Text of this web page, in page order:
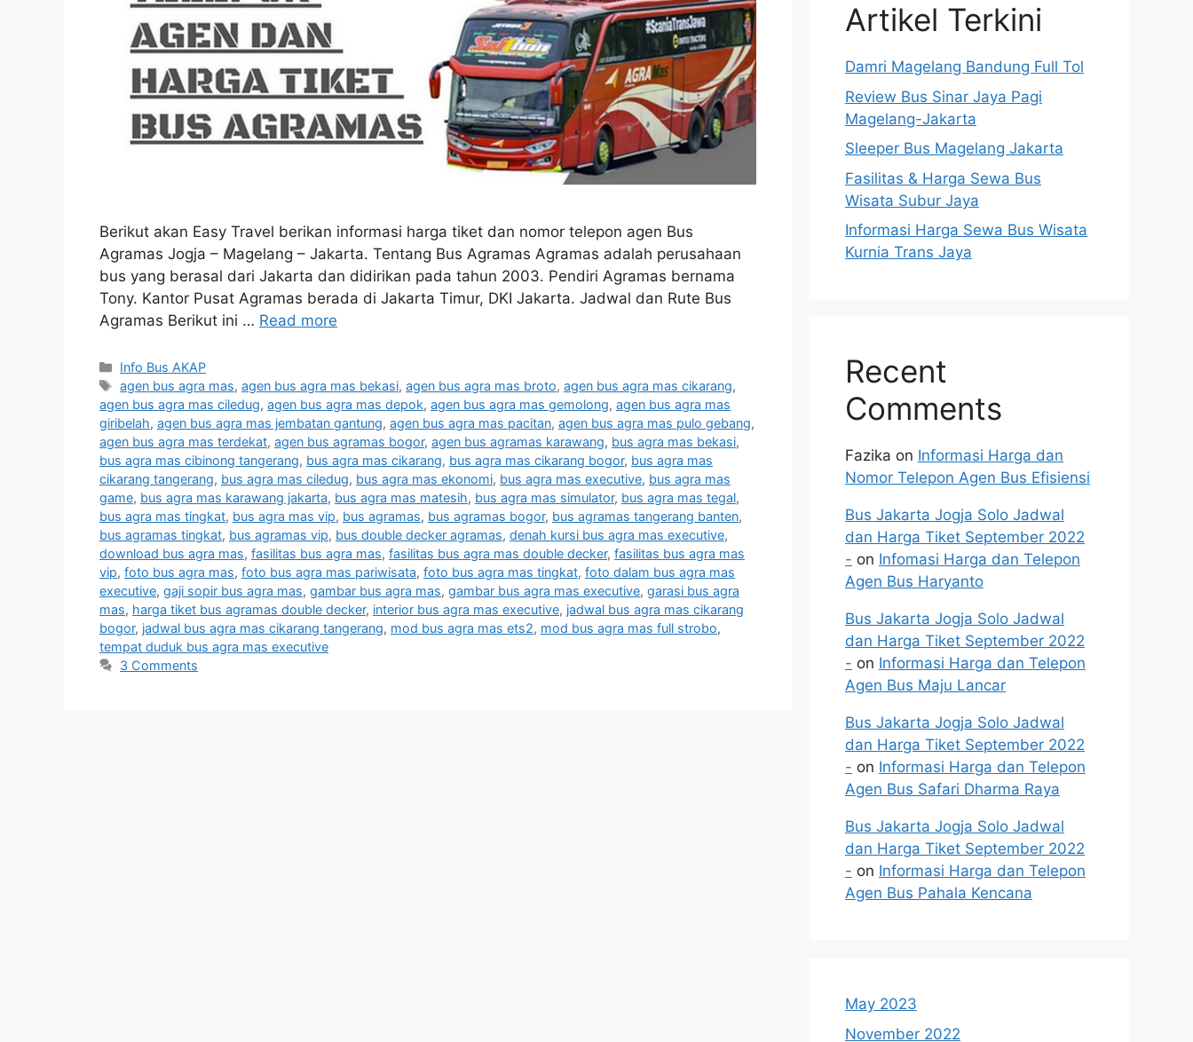
Berikut akan Easy Travel berikan informasi harga tiket dan nomor telepon agen Bus
Agramas Jogja – Magelang – Jakarta. Tentang Bus Agramas Agramas adalah perusahaan
bus yang berasal dari Jakarta dan didirikan pada tahun 2003. Pendiri Agramas bernama
Tony. Kantor Pusat Agramas berada di Jakarta Timur, DKI Jakarta. Jadwal dan Rute Bus
Agramas Berikut ini … Read more
Categories
Info Bus AKAP
Tags
agen bus agra mas,agen bus agra mas bekasi,agen bus agra mas broto,agen bus agra mas cikarang,
agen bus agra mas ciledug, agen bus agra mas depok, agen bus agra mas gemolong, agen bus agra mas
giribelah, agen bus agra mas jembatan gantung, agen bus agra mas pacitan, agen bus agra mas pulo gebang,
agen bus agra mas terdekat, agen bus agramas bogor, agen bus agramas karawang, bus agra mas bekasi,
bus agra mas cibinong tangerang, bus agra mas cikarang, bus agra mas cikarang bogor, bus agra mas
cikarang tangerang, bus agra mas ciledug, bus agra mas ekonomi, bus agra mas executive, bus agra mas
game, bus agra mas karawang jakarta, bus agra mas matesih, bus agra mas simulator, bus agra mas tegal,
bus agra mas tingkat, bus agra mas vip, bus agramas, bus agramas bogor, bus agramas tangerang banten,
bus agramas tingkat, bus agramas vip, bus double decker agramas, denah kursi bus agra mas executive,
download bus agra mas, fasilitas bus agra mas, fasilitas bus agra mas double decker, fasilitas bus agra mas
vip, foto bus agra mas, foto bus agra mas pariwisata, foto bus agra mas tingkat, foto dalam bus agra mas
executive, gaji sopir bus agra mas, gambar bus agra mas, gambar bus agra mas executive, garasi bus agra
mas, harga tiket bus agramas double decker, interior bus agra mas executive, jadwal bus agra mas cikarang
bogor, jadwal bus agra mas cikarang tangerang, mod bus agra mas ets2, mod bus agra mas full strobo,
tempat duduk bus agra mas executive
3 Comments
Artikel Terkini
Damri Magelang Bandung Full Tol
Review Bus Sinar Jaya Pagi
Magelang-Jakarta
Sleeper Bus Magelang Jakarta
Fasilitas & Harga Sewa Bus
Wisata Subur Jaya
Informasi Harga Sewa Bus Wisata
Kurnia Trans Jaya
Recent
Comments
Fazika on Informasi Harga dan
Nomor Telepon Agen Bus Efisiensi
Bus Jakarta Jogja Solo Jadwal
dan Harga Tiket September 2022
- on Infomasi Harga dan Telepon
Agen Bus Haryanto
Bus Jakarta Jogja Solo Jadwal
dan Harga Tiket September 2022
- on Informasi Harga dan Telepon
Agen Bus Maju Lancar
Bus Jakarta Jogja Solo Jadwal
dan Harga Tiket September 2022
- on Informasi Harga dan Telepon
Agen Bus Safari Dharma Raya
Bus Jakarta Jogja Solo Jadwal
dan Harga Tiket September 2022
- on Informasi Harga dan Telepon
Agen Bus Pahala Kencana
May 2023
November 2022